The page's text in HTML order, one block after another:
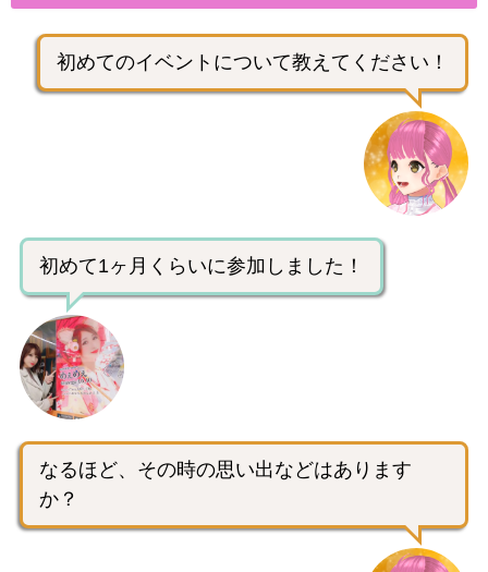
初めてのイベントについて教えてください！
初めて1ヶ月くらいに参加しました！
なるほど、その時の思い出などはあります
か？